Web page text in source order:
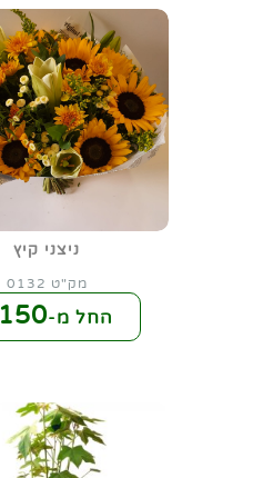
ניצני קיץ
מק"ט 0132
החל מ-₪150